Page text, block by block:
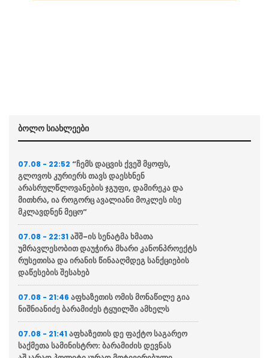
ბოლო სიახლეები
07.08 - 22:52 “ჩემს დაცვის ქვეშ მყოფს,
გლოვოს კურიერს თავს დაესხნენ
არასრულწლოვანების ჯგუფი, დამირეკა და
მითხრა, ია როგორც ავალიანი მოკლეს ისე
მკლავდნენ მეცო”
07.08 - 22:31 აშშ-ის სენატმა ხმათა
უმრავლესობით დაუჭირა მხარი კანონპროექტს
რუსეთისა და ირანის წინააღმდეგ სანქციების
დაწესების შესახებ
07.08 - 21:46 აფხაზეთის ომის მონაწილე გია
ნიშნიანიძე ბარამიძეს ტყუილში ამხელს
07.08 - 21:41 აფხაზეთის დე ფაქტო საგარეო
საქმეთა სამინისტრო: ბარამიძის დევნას